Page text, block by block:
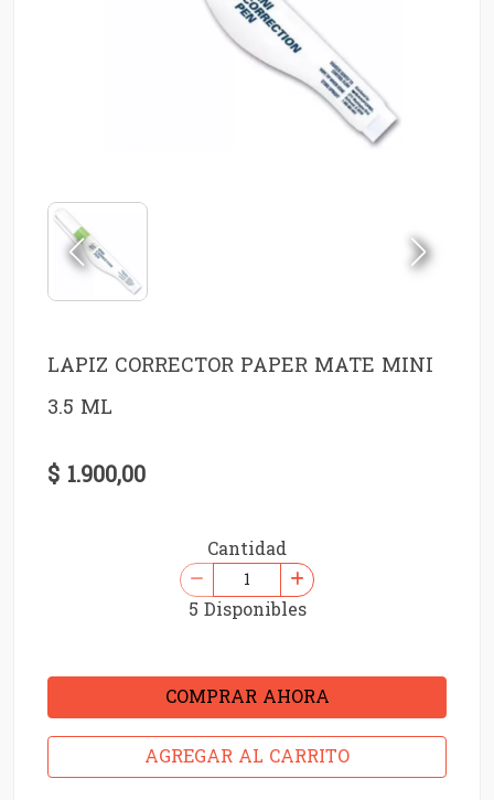
LAPIZ CORRECTOR PAPER MATE MINI
3.5 ML
$ 1.900,00
Cantidad
5 Disponibles
COMPRAR AHORA
AGREGAR AL CARRITO